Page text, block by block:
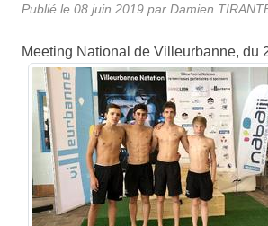
Publié le 08 juin 2019 par Damien
Meeting National de Villeurbanne, du